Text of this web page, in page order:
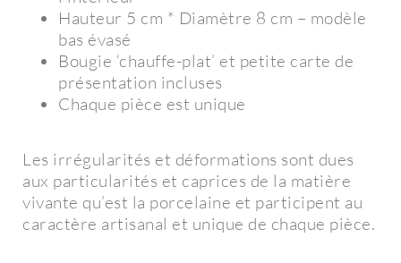
Hauteur 5 cm * Diamètre 8 cm – modèle
bas évasé
Bougie ‘chauffe-plat’ et petite carte de
présentation incluses
Chaque pièce est unique
Les irrégularités et déformations sont dues
aux particularités et caprices de la matière
vivante qu’est la porcelaine et participent au
caractère artisanal et unique de chaque pièce.